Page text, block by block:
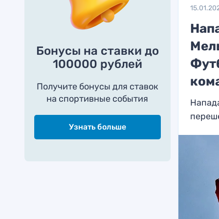
Бонусы на ставки до
100000 рублей
Получите бонусы для ставок
на спортивные события
Узнать больше